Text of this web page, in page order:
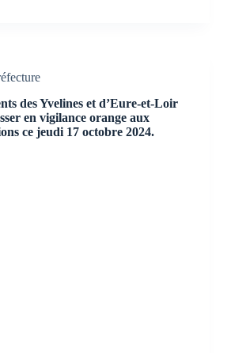
des Yvelines et d’Eure-et-Loir
en vigilance orange aux
ce jeudi 17 octobre 2024.